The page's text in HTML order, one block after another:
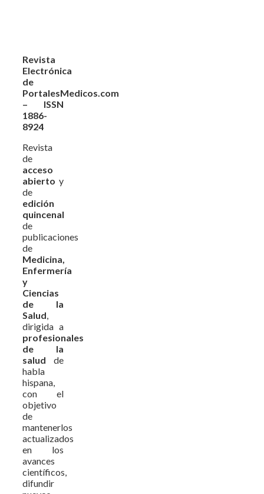
Revista
Electrónica
de
PortalesMedicos.com
– ISSN
1886-
8924
Revista
de
acceso
abierto y
de
edición
quincenal
de
publicaciones
de
Medicina,
Enfermería
y
Ciencias
de la
Salud,
dirigida a
profesionales
de la
salud de
habla
hispana,
con el
objetivo
de
mantenerlos
actualizados
en los
avances
científicos,
difundir